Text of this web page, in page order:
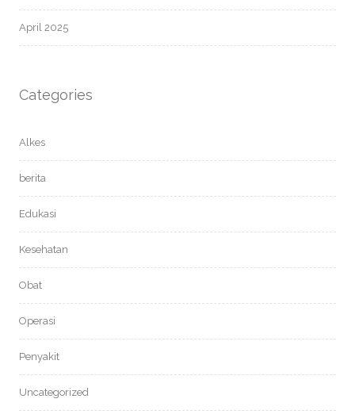
April 2025
Categories
Alkes
berita
Edukasi
Kesehatan
Obat
Operasi
Penyakit
Uncategorized